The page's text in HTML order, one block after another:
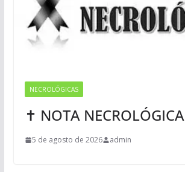
NECROLÓGICAS
✝ NOTA NECROLÓGICA
5 de agosto de 2026 admin